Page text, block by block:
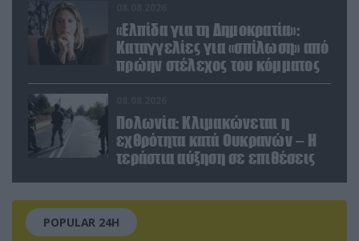
«Ελπίδα για τη Δημοκρατία»:
Καταγγελίες για «σπίλωση» από
πρώην στέλεχος του κόμματος
Πολωνία: Κλιμακώνεται η
εχθρότητα κατά Ουκρανών – Η
τεράστια αύξηση σε επιθέσεις
POPULAR 24H